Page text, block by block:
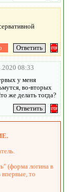
08:33
у меня
во-вторых
же делать тогда?
(форма логина в
впервые, то